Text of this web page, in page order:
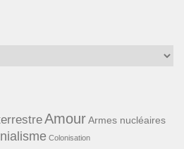
AmourArmes nucléaires
Colonisation